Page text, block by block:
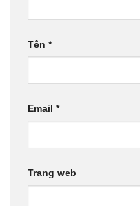
Tên *
Email *
Trang web